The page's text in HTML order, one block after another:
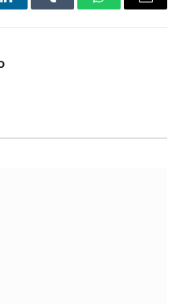
LinkedInTumblr WhatsAppEmail